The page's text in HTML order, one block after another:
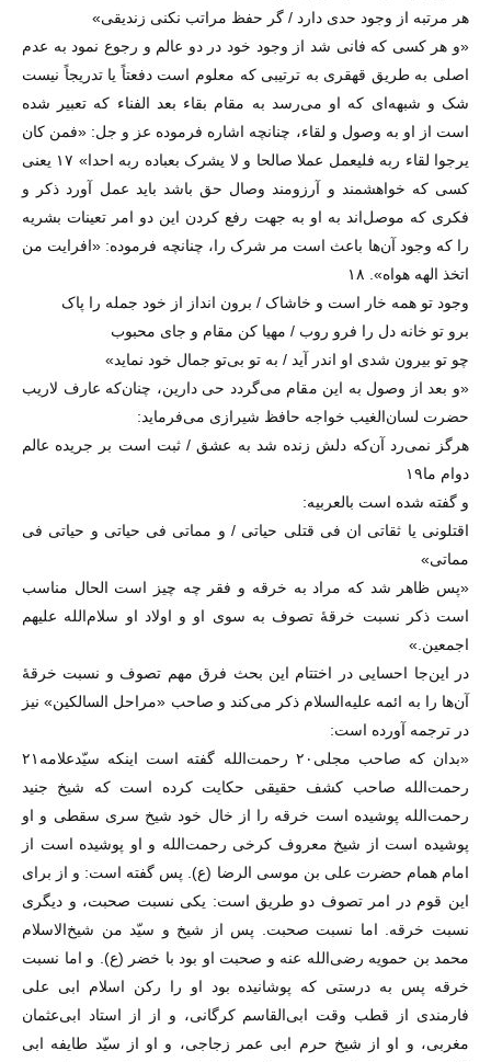
هر مرتبه از وجود حدی دارد / گر حفظ مراتب نکنی زندیقی»
«و هر کسی که فانی شد از وجود خود در دو عالم و رجوع نمود به عدم
اصلی به طریق قهقری به ترتیبی که معلوم است دفعتاً یا تدریجاً نیست
شک و شبهه‌ای که او می‌رسد به مقام بقاء بعد الفناء که تعبیر شده
است از او به وصول و لقاء، چنانچه اشاره فرموده عز و جل: «فمن کان
یرجوا لقاء ربه فلیعمل عملا صالحا و لا یشرک بعباده ربه احدا» ۱۷ یعنی
کسی که خواهشمند و آرزومند وصال حق باشد باید عمل آورد ذکر و
فکری که موصل‌اند به او به جهت رفع کردن این دو امر تعینات بشریه
را که وجود آن‌ها باعث است مر شرک را، چنانچه فرموده: «افرایت من
اتخذ الهه هواه». ۱۸
وجود تو همه خار است و خاشاک / برون انداز از خود جمله را پاک
برو تو خانه دل را فرو روب / مهیا کن مقام و جای محبوب
چو تو بیرون شدی او اندر آید / به تو بی‌تو جمال خود نماید»
«و بعد از وصول به این مقام می‌گردد حی دارین، چنان‌که عارف لاریب
حضرت لسان‌الغیب خواجه حافظ شیرازی می‌فرماید:
هرگز نمی‌رد آن‌که دلش زنده شد به عشق / ثبت است بر جریده عالم
دوام ما۱۹
و گفته شده است بالعربیه:
اقتلونی یا ثقاتی ان فی قتلی حیاتی / و مماتی فی حیاتی و حیاتی فی
مماتی»
«پس ظاهر شد که مراد به خرقه و فقر چه چیز است الحال مناسب
است ذکر نسبت خرقهٔ تصوف به سوی او و اولاد او سلام‌الله علیهم
اجمعین.»
در این‌جا احسایی در اختتام این بحث فرق مهم تصوف و نسبت خرقهٔ
آن‌ها را به ائمه علیه‌السلام ذکر می‌کند و صاحب «مراحل السالکین» نیز
در ترجمه آورده است:
«بدان که صاحب مجلی۲۰ رحمت‌الله گفته است اینکه سیّدعلامه۲۱
رحمت‌الله صاحب کشف حقیقی حکایت کرده است که شیخ جنید
رحمت‌الله پوشیده است خرقه را از خال خود شیخ سری سقطی و او
پوشیده است از شیخ معروف کرخی رحمت‌الله و او پوشیده است از
امام همام حضرت علی بن موسی الرضا (ع). پس گفته است: و از برای
این قوم در امر تصوف دو طریق است: یکی نسبت صحبت، و دیگری
نسبت خرقه. اما نسبت صحبت. پس از شیخ و سیّد من شیخ‌الاسلام
محمد بن حمویه رضی‌الله عنه و صحبت او بود با خضر (ع). و اما نسبت
خرقه پس به درستی که پوشانیده بود او را رکن اسلام ابی علی
فارمندی از قطب وقت ابی‌القاسم کرگانی، و از از استاد ابی‌عثمان
مغربی، و او از شیخ حرم ابی عمر زجاجی، و او از سیّد طایفه ابی